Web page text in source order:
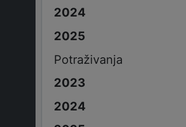
Potraživanja